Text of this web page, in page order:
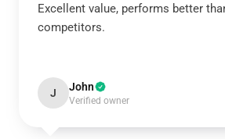
Excellent value, performs better
competitors.
J John
Verified owner